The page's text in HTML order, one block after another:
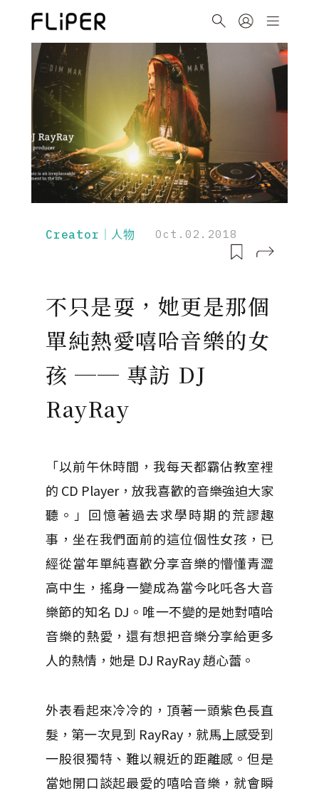
Creator｜人物 Oct.02.2018
不只是耍，她更是那個
單純熱愛嘻哈音樂的女
孩 ── 專訪 DJ
RayRay
「以前午休時間，我每天都霸佔教室裡
的 CD Player，放我喜歡的音樂強迫大家
聽。」回憶著過去求學時期的荒謬趣
事，坐在我們面前的這位個性女孩，已
經從當年單純喜歡分享音樂的懵懂青澀
高中生，搖身一變成為當今叱吒各大音
樂節的知名 DJ。唯一不變的是她對嘻哈
音樂的熱愛，還有想把音樂分享給更多
人的熱情，她是 DJ RayRay 趙心蕾。
外表看起來冷冷的，頂著一頭紫色長直
髮，第一次見到 RayRay，就馬上感受到
一股很獨特、難以親近的距離感。但是
當她開口談起最愛的嘻哈音樂，就會瞬